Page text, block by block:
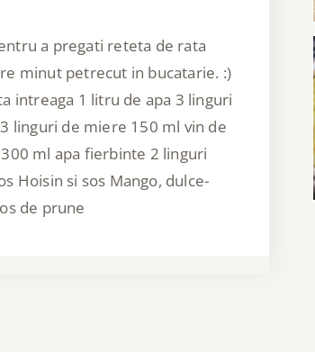
a pregati reteta de rata
minut petrecut in bucatarie. :)
intreaga 1 litru de apa 3 linguri
linguri de miere 150 ml vin de
ml apa fierbinte 2 linguri
Hoisin si sos Mango, dulce-
de prune